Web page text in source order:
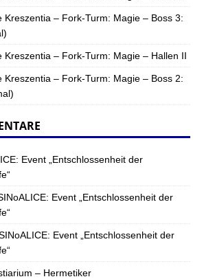
Kreszentia – Fork-Turm: Magie – Boss 3:
Kreszentia – Fork-Turm: Magie – Hallen II
Kreszentia – Fork-Turm: Magie – Boss 2:
Event „Entschlossenheit der
Event „Entschlossenheit der
Event „Entschlossenheit der
– Hermetiker